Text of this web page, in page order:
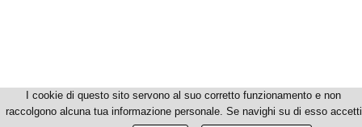
I cookie di questo sito servono al suo corretto funzionamento e non
raccolgono alcuna tua informazione personale. Se navighi su di esso accetti